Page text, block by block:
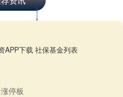
APP下载 社保基金列表
停板